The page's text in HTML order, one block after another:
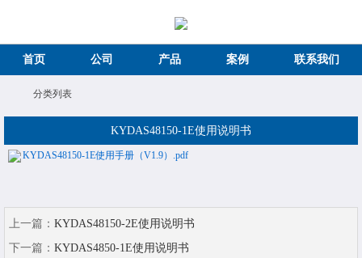
首页 公司 产品 案例 联系我们
分类列表
KYDAS48150-1E使用说明书
KYDAS48150-1E使用手册（V1.9）.pdf
上一篇： KYDAS48150-2E使用说明书
下一篇： KYDAS4850-1E使用说明书